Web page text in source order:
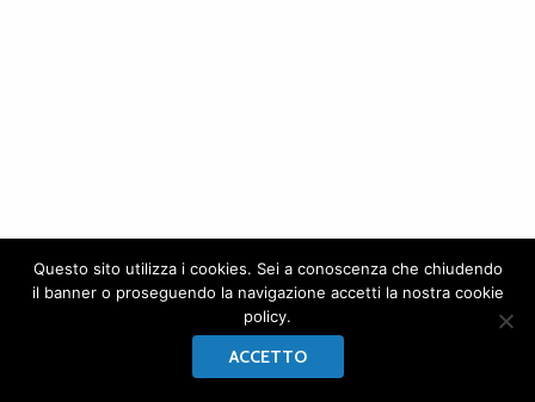
Questo sito utilizza i cookies. Sei a conoscenza che chiudendo
il banner o proseguendo la navigazione accetti la nostra cookie
policy.
ACCETTO